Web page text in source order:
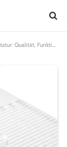
und Auswahlmöglichkeiten